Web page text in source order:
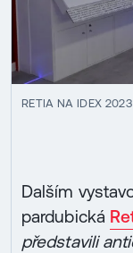
RETIA NA IDEX 2023
Dalším
pardubická
představili